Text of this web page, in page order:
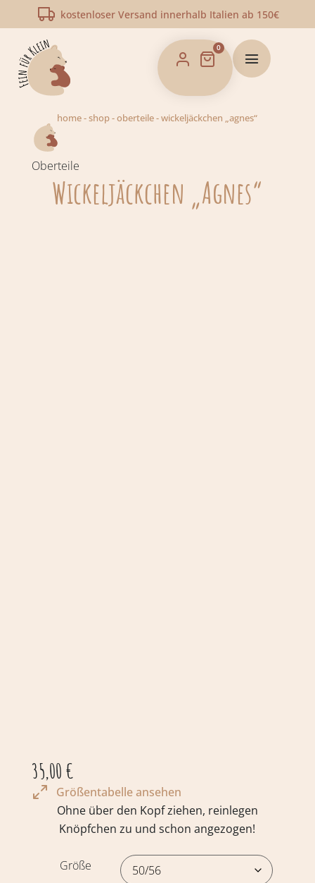
kostenloser Versand innerhalb Italien ab 150€
0
home-shop-oberteile-wickeljäckchen „agnes“
Oberteile
Wickeljäckchen „Agnes“
35,00€
Größentabelle ansehen
Ohne über den Kopf ziehen, reinlegen
Knöpfchen zu und schon angezogen!
Größe